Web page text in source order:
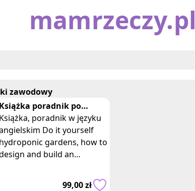
mamrzeczy.pl
zawodowy
poradnik po
DIY hydroponic
ogród
poradnik w języku
Do it yourself
gardens, how to
and build an
99,00 zł